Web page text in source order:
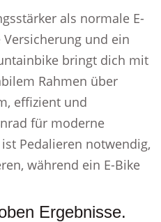
als normale E-
und ein
bringt dich mit
Rahmen über
effizient und
für moderne
Pedalieren notwendig,
während ein E-Bike
Ergebnisse.